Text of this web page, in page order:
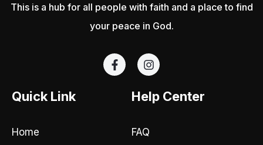
This is a hub for all people with faith and a place to find
your peace in God.
F
a
I
n
t
a
r
a
Quick Link
Home
Help Center
FAQ